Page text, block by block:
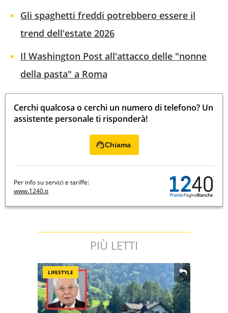
Gli spaghetti freddi potrebbero essere il
trend dell'estate 2026
Il Washington Post all'attacco delle "nonne
della pasta" a Roma
Cerchi qualcosa o cerchi un numero di telefono? Un
assistente personale ti risponderà!
Chiama
Per info su servizi e tariffe:
www.1240.it
PIÙ LETTI
LIFESTYLE